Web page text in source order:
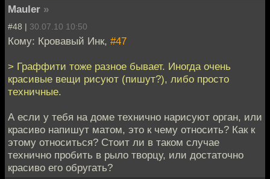
Mauler »
#48 | 30.07.10 10:50
Кому: Кровавый Инк, #47
> Граффити тоже разное бывает. Иногда очень
красивые вещи рисуют (пишут?), либо просто
техничные.
А если у тебя на доме технично нарисуют орган, или
красиво напишут матом, это к чему относить? Как к
этому относиться? Стоит ли в таком случае
технично пробить в рыло творцу, или достаточно
красиво его обругать?